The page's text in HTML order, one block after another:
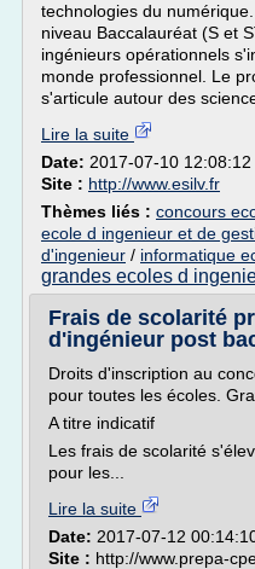
technologies du
niveau Baccalauréat (S et
ingénieurs opérationnels
monde professionnel. Le
s'articule autour des
Lire la suite
Date: 2017-07-10 12:08:12
Site : http://www.esilv.fr
Thèmes liés : concours
ecole d ingenieur et de
d'ingenieur / informatique
grandes ecoles d
Frais de scolarité
d'ingénieur post
Droits d'inscription au
pour toutes les écoles.
A titre indicatif
Les frais de scolarité
pour les...
Lire la suite
Date: 2017-07-12
Site : http://www.prepa-